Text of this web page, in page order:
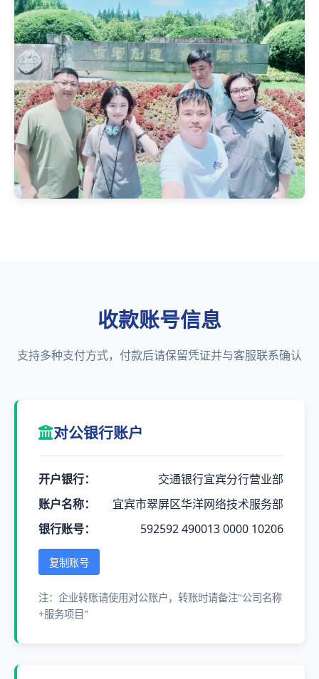
收款账号信息
支持多种支付方式，付款后请保留凭证并与客服联系确认
对公银行账户
开户银行：
交通银行宜宾分行营业部
账户名称：
宜宾市翠屏区华洋网络技术服务部
银行账号：
592592 490013 0000 10206
复制账号
注：企业转账请使用对公账户，转账时请备注"公司名称
+服务项目"